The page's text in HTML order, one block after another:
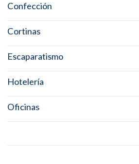
Confección
Cortinas
Escaparatismo
Hotelería
Oficinas